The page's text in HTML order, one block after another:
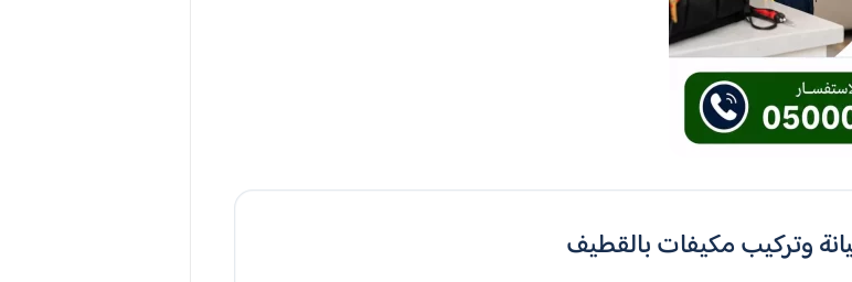
وتركيب مكيفات بالقطيف